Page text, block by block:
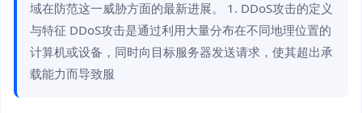
域在防范这一威胁方面的最新进展。 1. DDoS攻击的定义
与特征 DDoS攻击是通过利用大量分布在不同地理位置的
计算机或设备，同时向目标服务器发送请求，使其超出承
载能力而导致服